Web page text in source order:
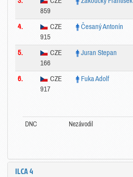
859
4.
CZE
915
Česaný Antonín
5.
CZE
166
Juran Stepan
6.
CZE
917
Fuka Adolf
DNC Nezávodil
ILCA 4